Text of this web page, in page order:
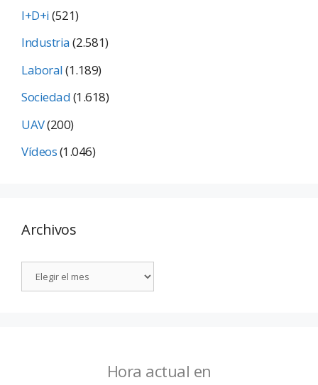
I+D+i(521)
Industria(2.581)
Laboral(1.189)
Sociedad(1.618)
UAV(200)
Vídeos(1.046)
Archivos
Hora actual en